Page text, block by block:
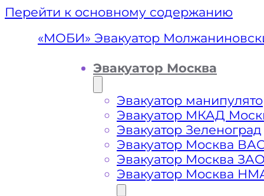
Перейти к основному содержанию
«МОБИ» Эвакуатор
Эвакуатор Москва
Эвакуатор
Эвакуатор МКАД
Эвакуатор Зеленоград
Эвакуатор Москва
Эвакуатор Москва
Эвакуатор Москва